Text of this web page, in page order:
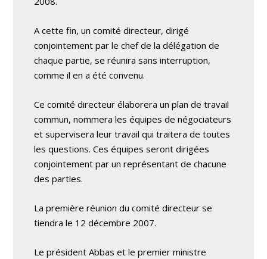
A cette fin, un comité directeur, dirigé
conjointement par le chef de la délégation de
chaque partie, se réunira sans interruption,
comme il en a été convenu.
Ce comité directeur élaborera un plan de travail
commun, nommera les équipes de négociateurs
et supervisera leur travail qui traitera de toutes
les questions. Ces équipes seront dirigées
conjointement par un représentant de chacune
des parties.
La première réunion du comité directeur se
tiendra le 12 décembre 2007.
Le président Abbas et le premier ministre